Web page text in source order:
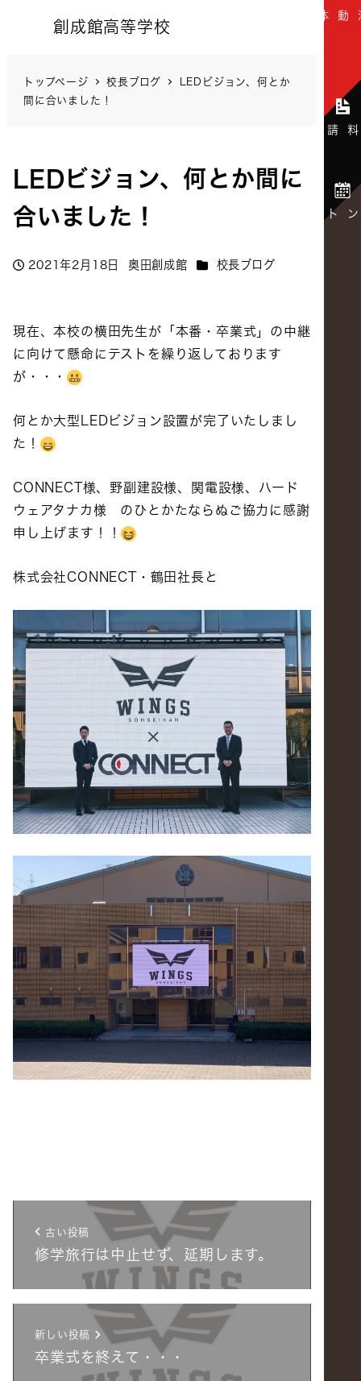
創成館高等学校
トップページ 校長ブログ
LEDビジョン、何とか
間に合いました！
LEDビジョン、何とか間に
合いました！
投稿日
2021年2月18日
著
奥田創成館 カテゴリー
校長ブログ
現在、本校の横田先生が「本番・卒業式」の中継
に向けて懸命にテストを繰り返しております
が・・・
何とか大型LEDビジョン設置が完了いたしまし
た！
CONNECT様、野副建設様、関電設様、ハード
ウェアタナカ様 のひとかたならぬご協力に感謝
申し上げます！！
株式会社CONNECT・鶴田社長と
古い投稿
修学旅行は中止せず、延期します。
新しい投稿
卒業式を終えて・・・